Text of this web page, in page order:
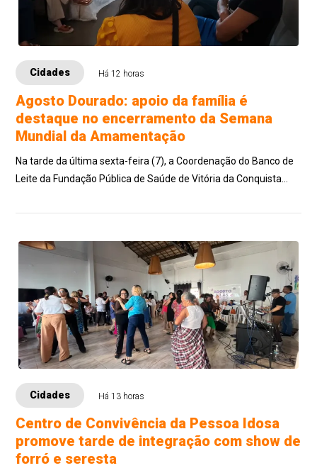
Cidades Há 12 horas
Agosto Dourado: apoio da família é
destaque no encerramento da Semana
Mundial da Amamentação
Na tarde da última sexta-feira (7), a Coordenação do Banco de
Leite da Fundação Pública de Saúde de Vitória da Conquista
Cidades Há 13 horas
Centro de Convivência da Pessoa Idosa
promove tarde de integração com show de
forró e seresta